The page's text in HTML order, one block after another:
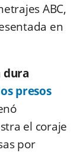
ABC,
en
dura
presos
el coraje
por